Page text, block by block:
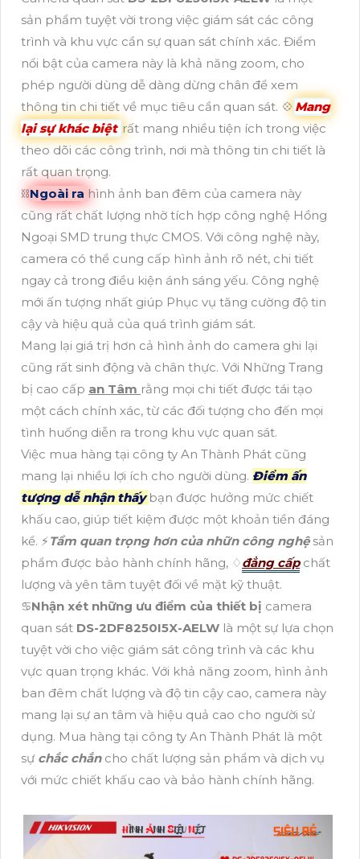
sản phẩm tuyệt vời trong việc giám sát các công
trình và khu vực cần sự quan sát chính xác. Điểm
nổi bật của camera này là khả năng zoom, cho
phép người dùng dễ dàng dừng chân để xem
thông tin chi tiết về mục tiêu cần quan sát. 💠 Mang
lại sự khác biệt rất mang nhiều tiện ích trong việc
theo dõi các công trình, nơi mà thông tin chi tiết là
rất quan trọng.
⛓Ngoài ra hình ảnh ban đêm của camera này
cũng rất chất lượng nhờ tích hợp công nghệ Hồng
Ngoại SMD trung thực CMOS. Với công nghệ này,
camera có thể cung cấp hình ảnh rõ nét, chi tiết
ngay cả trong điều kiện ánh sáng yếu. Công nghệ
mới ấn tượng nhất giúp Phục vụ tăng cường độ tin
cậy và hiệu quả của quá trình giám sát.
Mang lại giá trị hơn cả hình ảnh do camera ghi lại
cũng rất sinh động và chân thực. Với Những Trang
bị cao cấp an Tâm rằng mọi chi tiết được tái tạo
một cách chính xác, từ các đối tượng cho đến mọi
tình huống diễn ra trong khu vực quan sát.
Việc mua hàng tại công ty An Thành Phát cũng
mang lại nhiều lợi ích cho người dùng. Điểm ấn
tượng dễ nhận thấybạn được hưởng mức chiết
khấu cao, giúp tiết kiệm được một khoản tiền đáng
kể. ️⚡Tầm quan trọng hơn của nhữn công nghệ sản
phẩm được bảo hành chính hãng, ♢đẳng cấpchất
lượng và yên tâm tuyệt đối về mặt kỹ thuật.
♋Nhận xét những ưu điểm của thiết bị camera
quan sát DS-2DF8250I5X-AELW là một sự lựa chọn
tuyệt vời cho việc giám sát công trình và các khu
vực quan trọng khác. Với khả năng zoom, hình ảnh
ban đêm chất lượng và độ tin cậy cao, camera này
mang lại sự an tâm và hiệu quả cao cho người sử
dụng. Mua hàng tại công ty An Thành Phát là một
sự chắc chắncho chất lượng sản phẩm và dịch vụ
với mức chiết khấu cao và bảo hành chính hãng.